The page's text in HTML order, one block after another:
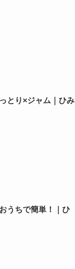
とり×ジャム｜ひみ
うちで簡単！｜ひ